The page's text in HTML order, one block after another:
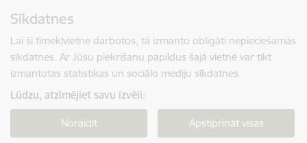
Sīkdatnes
Lai šī tīmekļvietne darbotos, tā izmanto obligāti nepieciešamās
sīkdatnes. Ar Jūsu piekrišanu papildus šajā vietnē var tikt
izmantotas statistikas un sociālo mediju sīkdatnes.
Lūdzu, atzīmējiet savu izvēli:
Noraidīt Apstiprināt visas